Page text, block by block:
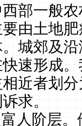
部一般
由土地
城郊及
速形成
近者划
求。
人阶层